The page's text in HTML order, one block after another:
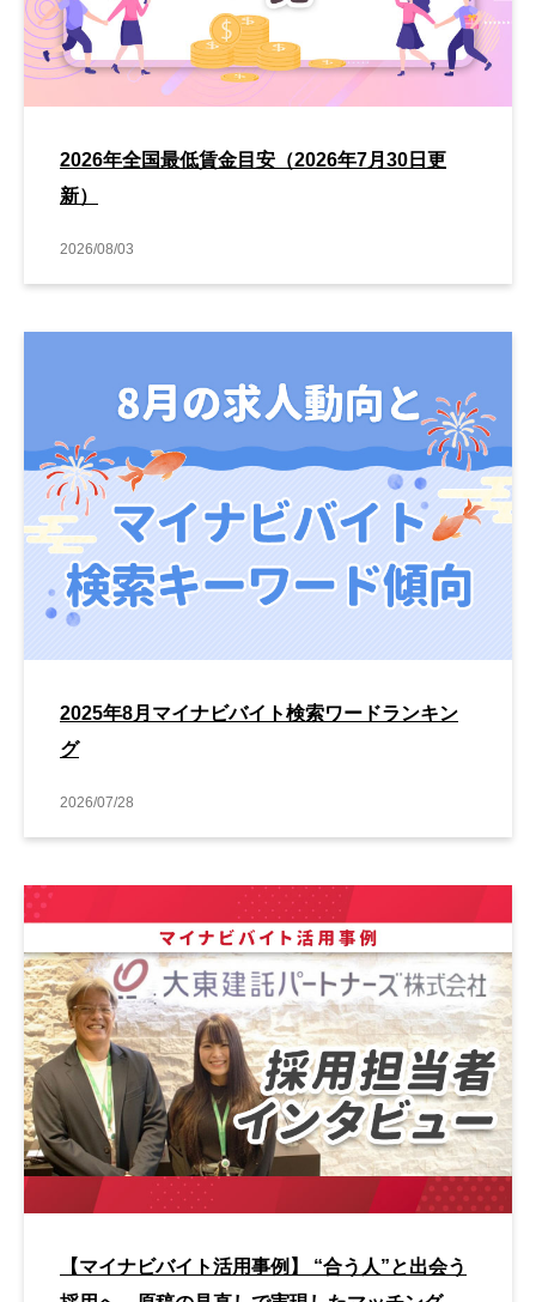
2026年全国最低賃金目安（2026年7月30日更
新）
2026/08/03
2025年8月マイナビバイト検索ワードランキン
グ
2026/07/28
【マイナビバイト活用事例】 “合う人”と出会う